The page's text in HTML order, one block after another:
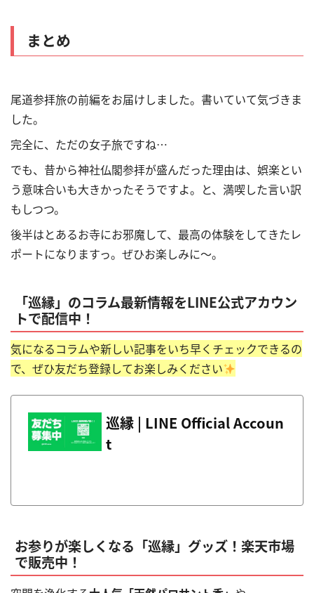
まとめ
尾道参拝旅の前編をお届けしました。書いていて気づきま
した。
完全に、ただの女子旅ですね…
でも、昔から神社仏閣参拝が盛んだった理由は、娯楽とい
う意味合いも大きかったそうですよ。と、満喫した言い訳
もしつつ。
後半はとあるお寺にお邪魔して、最高の体験をしてきたレ
ポートになりますっ。ぜひお楽しみに～。
「巡縁」のコラム最新情報をLINE公式アカウン
トで配信中！
気になるコラムや新しい記事をいち早くチェックできるの
で、ぜひ友だち登録してお楽しみください
巡縁 | LINE Official Accoun
t
お参りが楽しくなる「巡縁」グッズ！楽天市場
で販売中！